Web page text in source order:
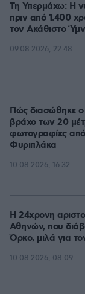
Τη Υπερμάχω: Η
πριν από 1.400
τον Ακάθιστο
09.08.2026, 22:48
Πώς διασώθηκε
βράχο των 20
φωτογραφίες από
Φυριπλάκα
10.08.2026, 16:32
Η 24χρονη
Αθηνών, που
Όρκο, μιλά για
10.08.2026, 08:09